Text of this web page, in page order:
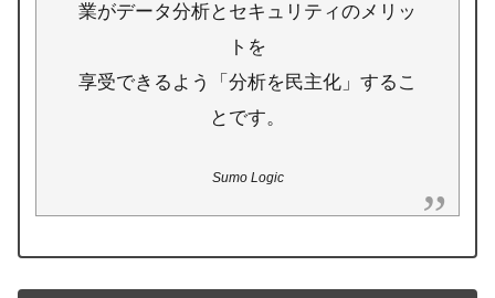
業がデータ分析とセキュリティのメリッ
トを
享受できるよう「分析を民主化」するこ
とです。
Sumo Logic